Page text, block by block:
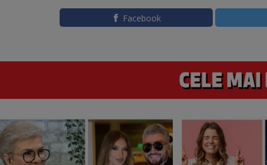
Facebook